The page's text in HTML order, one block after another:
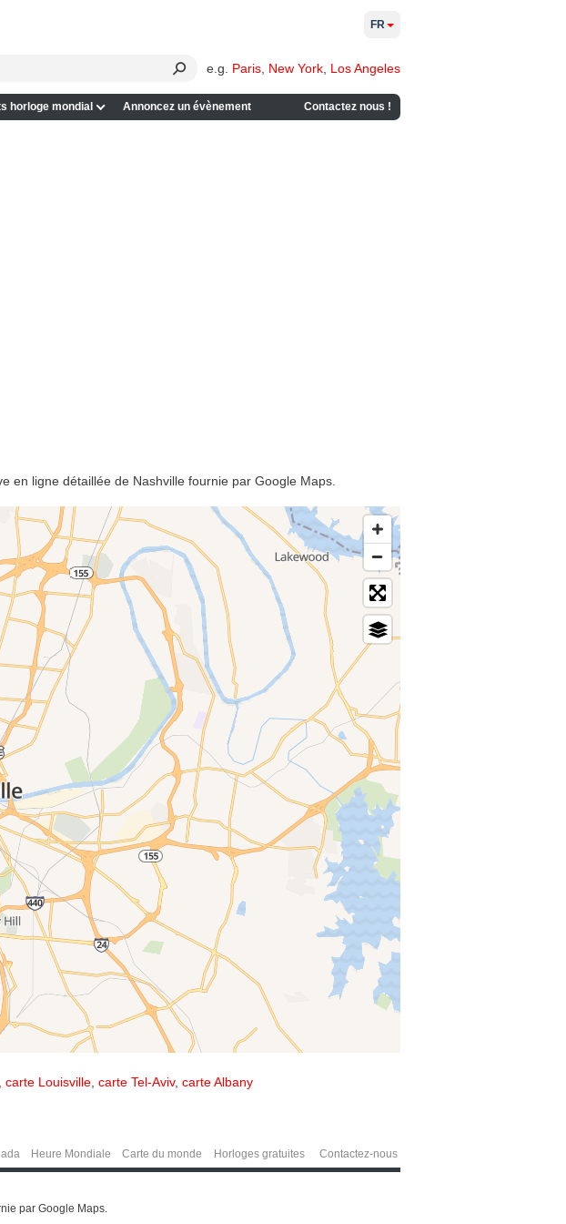
e.g. Paris New York Los Angeles
horloge mondial Annoncez un évènement Contactez nous !
FR
en ligne détaillée de Nashville fournie par Google Maps.
carte Louisville carte Tel-Aviv, carte Albany
Heure Mondiale Carte du monde Horloges gratuites Contactez-nous
par Google Maps.